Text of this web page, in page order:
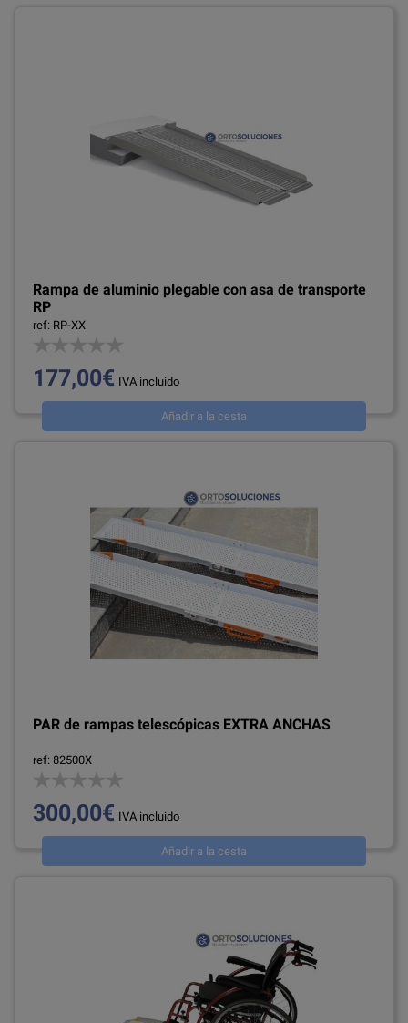
Rampa de aluminio plegable con asa de transporte
RP
ref: RP-XX
177,00€ IVA incluido
Añadir a la cesta
PAR de rampas telescópicas EXTRA ANCHAS
ref: 82500X
300,00€ IVA incluido
Añadir a la cesta